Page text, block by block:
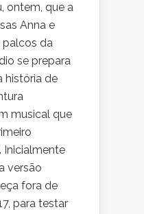
ontem, que a
Anna e
palcos da
se prepara
história de
musical que
Inicialmente
versão
fora de
para testar